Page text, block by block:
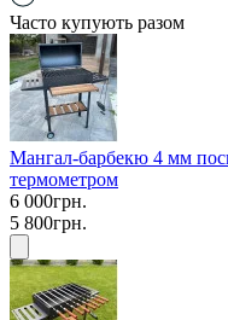
Часто купують разом
Мангал-барбекю 4 мм
термометром
6 000грн.
5 800грн.